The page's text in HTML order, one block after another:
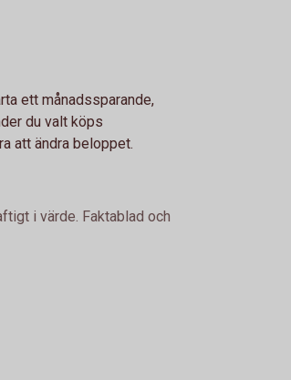
ett månadssparande,
du valt köps
att ändra beloppet.
i värde. Faktablad och